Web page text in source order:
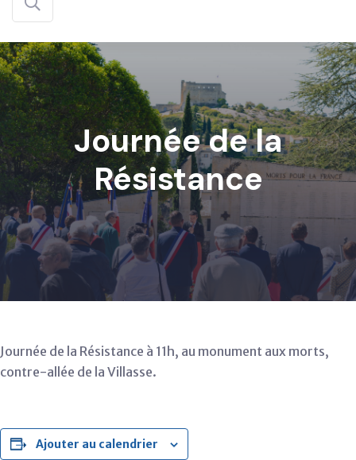
Journée de la
Résistance
Journée de la Résistance à 11h, au monument aux morts,
contre-allée de la Villasse.
Ajouter au calendrier